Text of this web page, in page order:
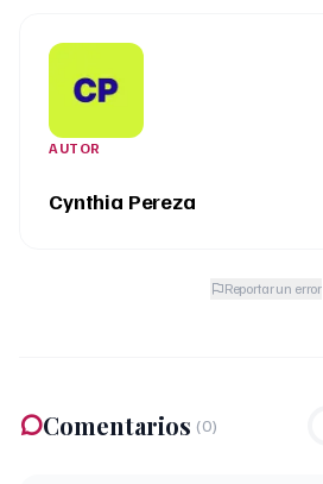
AUTOR
Cynthia Pereza
Reportar un error
Comentarios (0)